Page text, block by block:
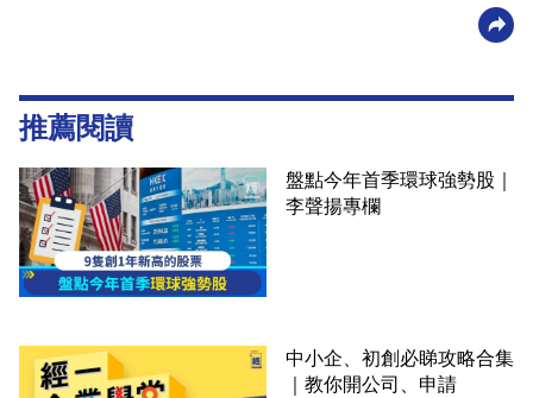
推薦閱讀
盤點今年首季環球強勢股｜
李聲揚專欄
中小企、初創必睇攻略合集
｜教你開公司、申請